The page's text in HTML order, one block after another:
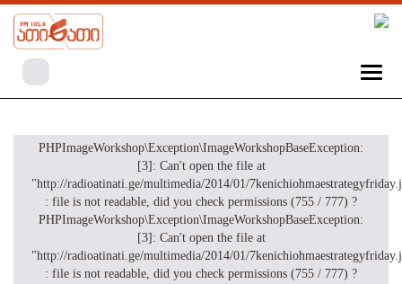
PHPImageWorkshop\Exception\ImageWorkshopBaseException:
[3]: Can't open the file at
"http://radioatinati.ge/multimedia/2014/01/
: file is not readable, did you check permissions (755 / 777) ?
PHPImageWorkshop\Exception\ImageWorkshopBaseException:
[3]: Can't open the file at
"http://radioatinati.ge/multimedia/2014/01/
: file is not readable, did you check permissions (755 / 777) ?